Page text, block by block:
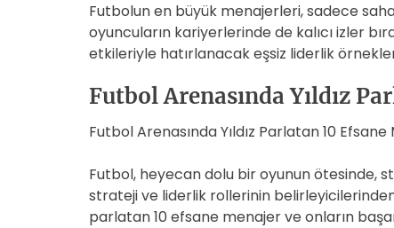
Futbolun en büyük menajerleri, sadece
oyuncuların kariyerlerinde de kalıcı izler
etkileriyle hatırlanacak eşsiz liderlik
Futbol Arenasında Yıldız
Futbol Arenasında Yıldız Parlatan 10
Futbol, heyecan dolu bir oyunun ötesinde,
strateji ve liderlik rollerinin
parlatan 10 efsane menajer ve onların